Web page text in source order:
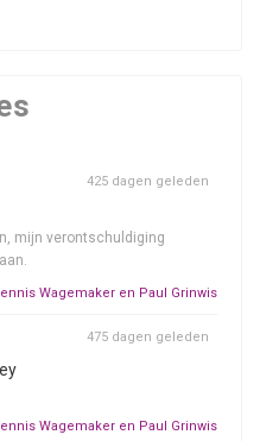
mijn verontschuldiging
425 dagen geleden
Wagemaker en Paul Grinwis
475 dagen geleden
Wagemaker en Paul Grinwis